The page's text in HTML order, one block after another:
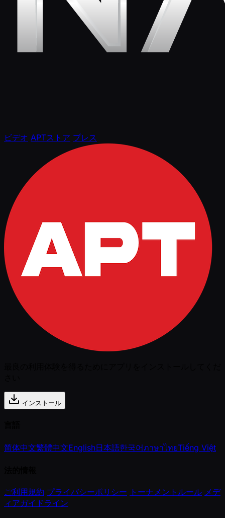
ビデオ APTストア プレス
インストール
简体中文繁體中文English日本語한국어ภาษาไทยTiếng Việt
ご利用規約 プライバシーポリシー トーナメントルール メデ
ィアガイドライン